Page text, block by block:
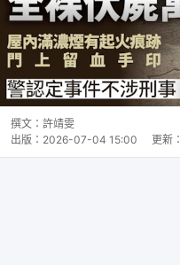
撰文： 許靖雯
出版： 2026-07-04 15:00 更新：